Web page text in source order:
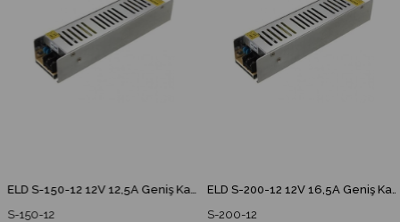
ELD S-150-12 12V 12,5A Geniş Kasa
S-150-12
ELD S-200-12 12V 16,5A Geniş Kasa
S-200-12